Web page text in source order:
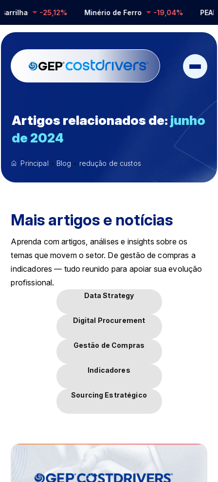
-25,12% Minério de Ferro -19,04% PEAD
Artigos relacionados de:junho
de 2024
Principal • Blog • redução de custos
Mais artigos e notícias
Aprenda com artigos, análises e insights sobre os
temas que movem o setor. De gestão de compras a
indicadores — tudo reunido para apoiar sua evolução
profissional.
Data Strategy
Digital Procurement
Gestão de Compras
Indicadores
Sourcing Estratégico